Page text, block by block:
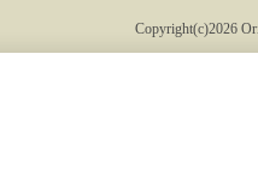
Copyright(c)2026